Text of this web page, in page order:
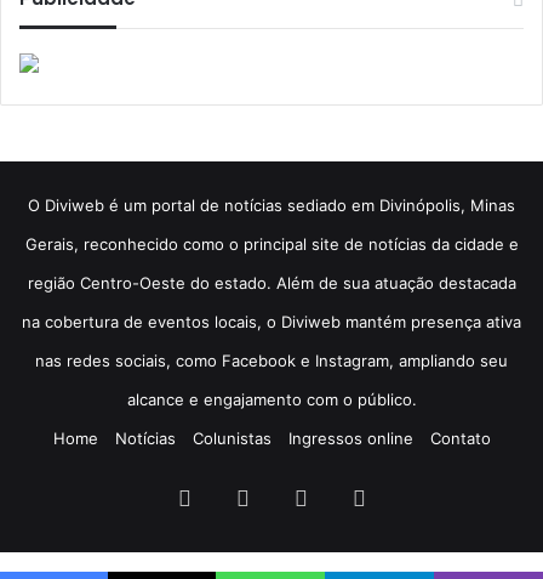
​O Diviweb é um portal de notícias sediado em Divinópolis, Minas
Gerais, reconhecido como o principal site de notícias da cidade e
região Centro-Oeste do estado. Além de sua atuação destacada
na cobertura de eventos locais, o Diviweb mantém presença ativa
nas redes sociais, como Facebook e Instagram, ampliando seu
alcance e engajamento com o público.
Home
Notícias Colunistas Ingressos online Contato
Facebook YouTube